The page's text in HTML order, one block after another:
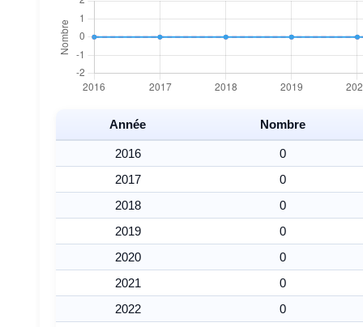
Année Nombre
2016
0
2017
0
2018
0
2019
0
2020
0
2021
0
2022
0